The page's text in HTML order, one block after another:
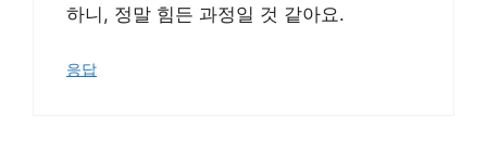
하니, 정말 힘든 과정일 것 같아요.
응답